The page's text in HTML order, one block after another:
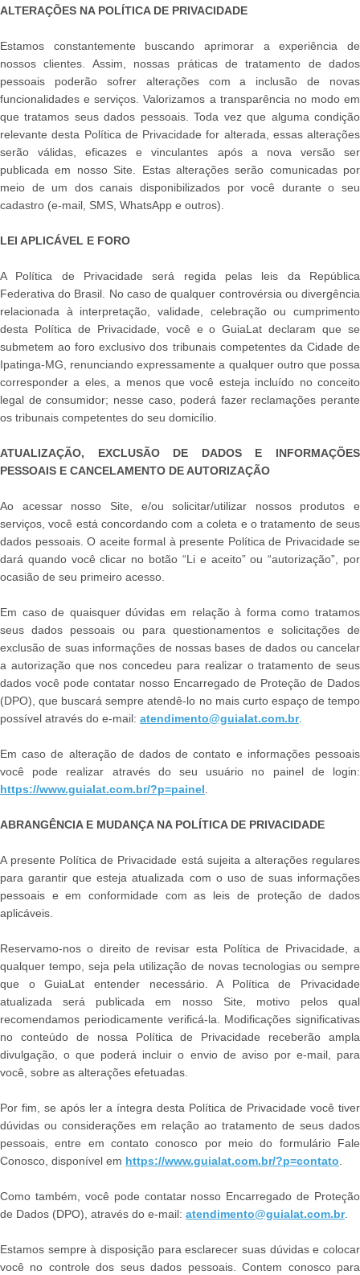
ALTERAÇÕES NA POLÍTICA DE PRIVACIDADE
Estamos constantemente buscando aprimorar a experiência de
nossos clientes. Assim, nossas práticas de tratamento de dados
pessoais poderão sofrer alterações com a inclusão de novas
funcionalidades e serviços. Valorizamos a transparência no modo em
que tratamos seus dados pessoais. Toda vez que alguma condição
relevante desta Política de Privacidade for alterada, essas alterações
serão válidas, eficazes e vinculantes após a nova versão ser
publicada em nosso Site. Estas alterações serão comunicadas por
meio de um dos canais disponibilizados por você durante o seu
cadastro (e-mail, SMS, WhatsApp e outros).
LEI APLICÁVEL E FORO
A Política de Privacidade será regida pelas leis da República
Federativa do Brasil. No caso de qualquer controvérsia ou divergência
relacionada à interpretação, validade, celebração ou cumprimento
desta Política de Privacidade, você e o GuiaLat declaram que se
submetem ao foro exclusivo dos tribunais competentes da Cidade de
Ipatinga-MG, renunciando expressamente a qualquer outro que possa
corresponder a eles, a menos que você esteja incluído no conceito
legal de consumidor; nesse caso, poderá fazer reclamações perante
os tribunais competentes do seu domicílio.
ATUALIZAÇÃO, EXCLUSÃO DE DADOS E INFORMAÇÕES
PESSOAIS E CANCELAMENTO DE AUTORIZAÇÃO
Ao acessar nosso Site, e/ou solicitar/utilizar nossos produtos e
serviços, você está concordando com a coleta e o tratamento de seus
dados pessoais. O aceite formal à presente Política de Privacidade se
dará quando você clicar no botão “Li e aceito” ou “autorização”, por
ocasião de seu primeiro acesso.
Em caso de quaisquer dúvidas em relação à forma como tratamos
seus dados pessoais ou para questionamentos e solicitações de
exclusão de suas informações de nossas bases de dados ou cancelar
a autorização que nos concedeu para realizar o tratamento de seus
dados você pode contatar nosso Encarregado de Proteção de Dados
(DPO), que buscará sempre atendê-lo no mais curto espaço de tempo
possível através do e-mail: atendimento@guialat.com.br.
Em caso de alteração de dados de contato e informações pessoais
você pode realizar através do seu usuário no painel de login:
https://www.guialat.com.br/?p=painel
ABRANGÊNCIA E MUDANÇA NA POLÍTICA DE PRIVACIDADE
A presente Política de Privacidade está sujeita a alterações regulares
para garantir que esteja atualizada com o uso de suas informações
pessoais e em conformidade com as leis de proteção de dados
aplicáveis.
Reservamo-nos o direito de revisar esta Política de Privacidade, a
qualquer tempo, seja pela utilização de novas tecnologias ou sempre
que o GuiaLat entender necessário. A Política de Privacidade
atualizada será publicada em nosso Site, motivo pelos qual
recomendamos periodicamente verificá-la. Modificações significativas
no conteúdo de nossa Política de Privacidade receberão ampla
divulgação, o que poderá incluir o envio de aviso por e-mail, para
você, sobre as alterações efetuadas.
Por fim, se após ler a íntegra desta Política de Privacidade você tiver
dúvidas ou considerações em relação ao tratamento de seus dados
pessoais, entre em contato conosco por meio do formulário Fale
Conosco, disponível em https://www.guialat.com.br/?p=contato
Como também, você pode contatar nosso Encarregado de Proteção
de Dados (DPO), através do e-mail: atendimento@guialat.com.br.
Estamos sempre à disposição para esclarecer suas dúvidas e colocar
você no controle dos seus dados pessoais. Contem conosco para